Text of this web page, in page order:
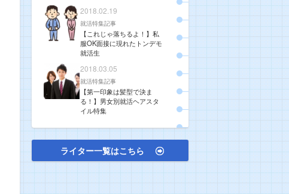
2018.02.19
就活特集記事
【これじゃ落ちるよ！】私
服OK面接に現れたトンデモ
就活生
2018.03.05
就活特集記事
【第一印象は髪型で決ま
る！】男女別就活ヘアスタ
イル特集
ライター一覧はこちら